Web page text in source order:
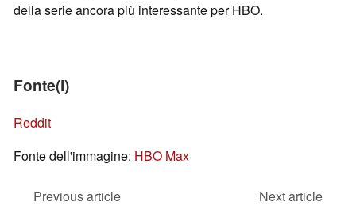
della serie ancora più interessante per HBO.
Fonte(i)
Reddit
Fonte dell'immagine: HBO Max
Previous article
Next article